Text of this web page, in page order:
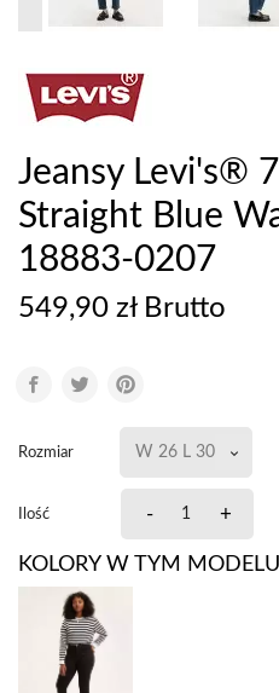
Jeansy Levi's®
Straight Blue
18883-0207
549,90 zł Brutto
Rozmiar
Ilość - +
KOLORY W TYM